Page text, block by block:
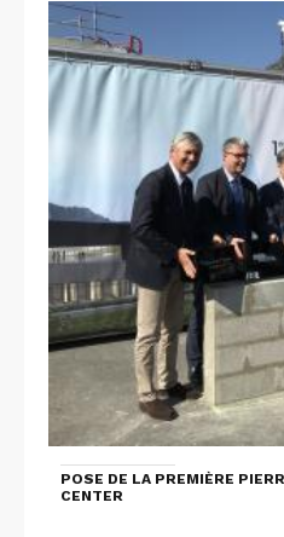
POSE DE LA PREMIÈRE
CENTER